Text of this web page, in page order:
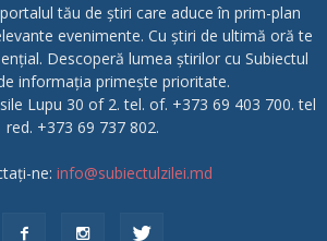
tău de știri care aduce în prim-plan
evenimente. Cu știri de ultimă oră te
Descoperă lumea știrilor cu Subiectul
informația primește prioritate.
Lupu 30 of 2. tel. of. +373 69 403 700. tel
red. +373 69 737 802.
ne: info@subiectulzilei.md